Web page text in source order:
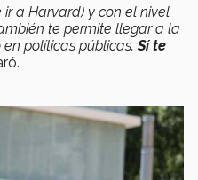
ir a Harvard) y con el nivel
te permite llegar a la
políticas públicas.Sí te